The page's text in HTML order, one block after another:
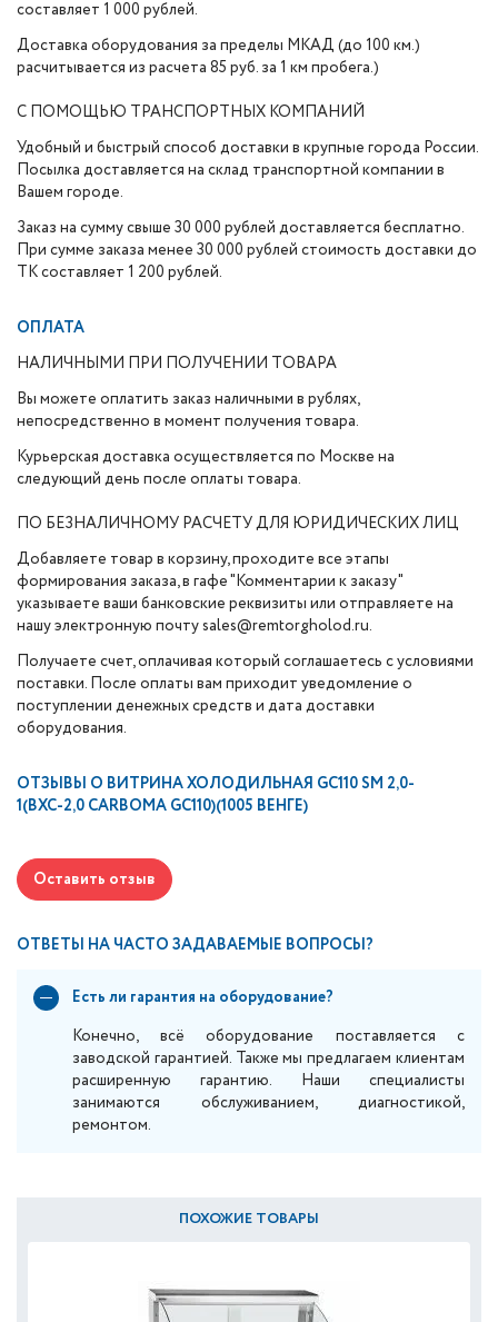
составляет 1 000 рублей.
Доставка оборудования за пределы МКАД (до 100 км.)
расчитывается из расчета 85 руб. за 1 км пробега.)
С ПОМОЩЬЮ ТРАНСПОРТНЫХ КОМПАНИЙ
Удобный и быстрый способ доставки в крупные города России.
Посылка доставляется на склад транспортной компании в
Вашем городе.
Заказ на сумму свыше 30 000 рублей доставляется бесплатно.
При сумме заказа менее 30 000 рублей стоимость доставки до
ТК составляет 1 200 рублей.
ОПЛАТА
НАЛИЧНЫМИ ПРИ ПОЛУЧЕНИИ ТОВАРА
Вы можете оплатить заказ наличными в рублях,
непосредственно в момент получения товара.
Курьерская доставка осуществляется по Москве на
следующий день после оплаты товара.
ПО БЕЗНАЛИЧНОМУ РАСЧЕТУ ДЛЯ ЮРИДИЧЕСКИХ ЛИЦ
Добавляете товар в корзину, проходите все этапы
формирования заказа, в гафе "Комментарии к заказу"
указываете ваши банковские реквизиты или отправляете на
нашу электронную почту sales@remtorgholod.ru.
Получаете счет, оплачивая который соглашаетесь с условиями
поставки. После оплаты вам приходит уведомление о
поступлении денежных средств и дата доставки
оборудования.
ОТЗЫВЫ О ВИТРИНА ХОЛОДИЛЬНАЯ GC110 SM 2,0-
1(ВХС-2,0 CARBOMA GC110)(1005 ВЕНГЕ)
Оставить отзыв
ОТВЕТЫ НА ЧАСТО ЗАДАВАЕМЫЕ ВОПРОСЫ?
Есть ли гарантия на оборудование?
Конечно, всё оборудование поставляется с
заводской гарантией. Также мы предлагаем клиентам
расширенную гарантию. Наши специалисты
занимаются обслуживанием, диагностикой,
ремонтом.
ПОХОЖИЕ ТОВАРЫ